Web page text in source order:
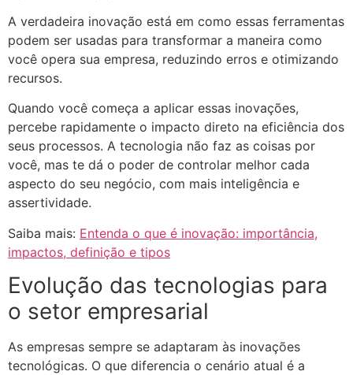
A verdadeira inovação está em como essas ferramentas
podem ser usadas para transformar a maneira como
você opera sua empresa, reduzindo erros e otimizando
recursos.
Quando você começa a aplicar essas inovações,
percebe rapidamente o impacto direto na eficiência dos
seus processos. A tecnologia não faz as coisas por
você, mas te dá o poder de controlar melhor cada
aspecto do seu negócio, com mais inteligência e
assertividade.
Saiba mais: Entenda o que é inovação: importância,
impactos, definição e tipos
Evolução das tecnologias para
o setor empresarial
As empresas sempre se adaptaram às inovações
tecnológicas. O que diferencia o cenário atual é a